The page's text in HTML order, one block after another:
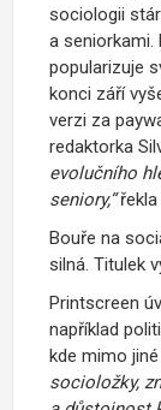
sociologii
a seniorkami.
popularizuje
konci září
verzi za
redaktorka
evolučního
seniory,“
Bouře na
silná. Titulek
Printscreen
například
kde mimo jiné
socioložky,